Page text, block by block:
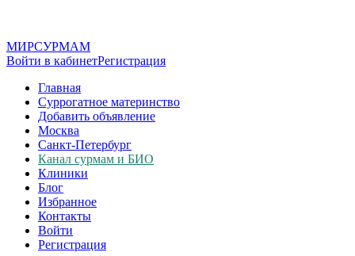
МИРСУРМАМ
Войти в кабинетРегистрация
Главная
Суррогатное материнство
Добавить объявление
Москва
Санкт-Петербург
Канал сурмам и БИО
Клиники
Блог
Избранное
Контакты
Войти
Регистрация